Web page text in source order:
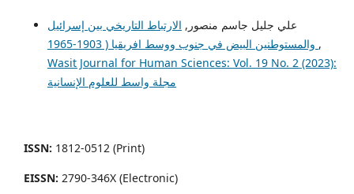
علي جليل جاسم منصور, الارتباط التاريخي بين إسرائيل
,
Wasit Journal for Human Sciences: Vol. 19 No. 2 (2023):
مجلة واسط للعلوم الإنسانية
ISSN: 1812-0512 (Print)
EISSN: 2790-346X (Electronic)